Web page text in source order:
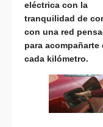
eléctrica con la
tranquilidad de
con una red
para acompañarte
cada kilómetro.